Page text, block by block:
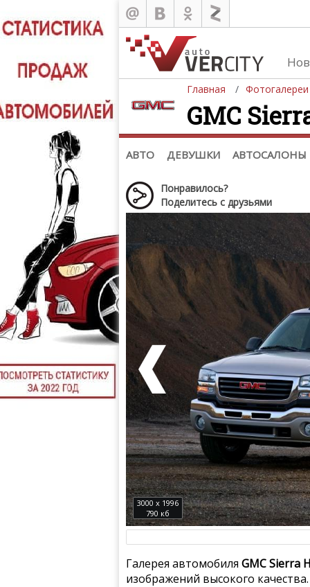
Главная Фотогалереи
GMC
АВТО ДЕВУШКИ АВТОСАЛОНЫ
Автомобили
Последние добавления
Список марок
(+1102)
Понравилось?
Поделитесь с друзьями
3000 x 1996
790 кб
Галерея автомобиля GMC Sierra
изображений высокого качества.